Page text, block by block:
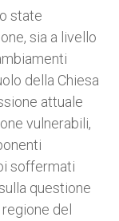
state
sia a livello
della Chiesa
attuale
vulnerabili,
soffermati
questione
del